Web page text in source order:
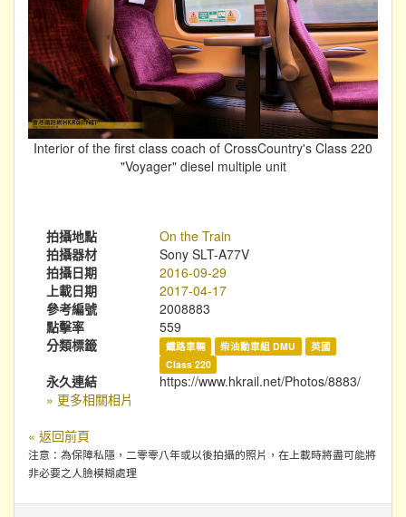
Interior of the first class coach of CrossCountry's Class 220
"Voyager" diesel multiple unit
拍攝地點
On the Train
拍攝器材
Sony SLT-A77V
拍攝日期
2016-09-29
上載日期
2017-04-17
參考編號
2008883
點擊率
559
分類標籤
鐵路車輛 柴油動車組 DMU
英國
Class 220
永久連結
https://www.hkrail.net/Photos/8883/
» 更多相關相片
« 返回前頁
注意：為保障私隱，二零零八年或以後拍攝的照片，在上載時將盡可能將
非必要之人臉模糊處理